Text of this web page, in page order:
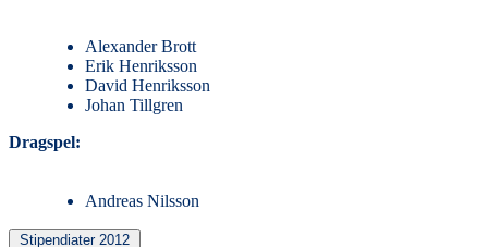
Alexander Brott
Erik Henriksson
David Henriksson
Johan Tillgren
Dragspel:
Andreas Nilsson
Stipendiater 2012